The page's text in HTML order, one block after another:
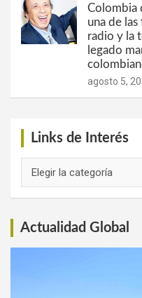
Colombia
una de
radio y la
legado
agosto 5,
Links de Interés
Actualidad Global